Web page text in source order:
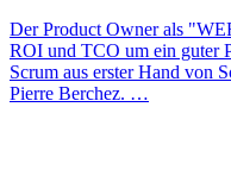
Der Product Owner als
ROI und TCO um ein guter
Scrum aus erster Hand von
Pierre Berchez. …